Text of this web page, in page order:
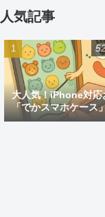
人気記事
大人気！iPhone対応
「でかスマホケース
介